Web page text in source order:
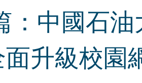
：中國石
面升級校園